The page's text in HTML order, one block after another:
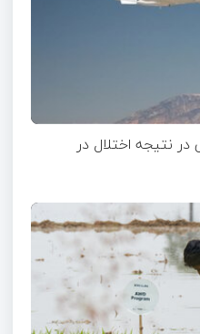
نتیجه اختلال در